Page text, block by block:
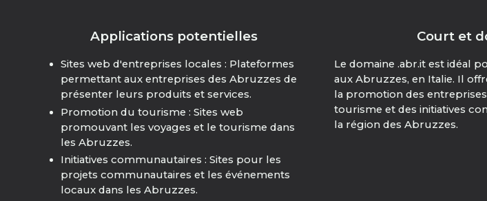
Applications potentielles
Sites web d'entreprises locales : Plateformes
permettant aux entreprises des Abruzzes de
présenter leurs produits et services.
Promotion du tourisme : Sites web
promouvant les voyages et le tourisme dans
les Abruzzes.
Initiatives communautaires : Sites pour les
projets communautaires et les événements
locaux dans les Abruzzes.
Court et
Le domaine .abr.it est idéal
aux Abruzzes, en Italie. Il
la promotion des
tourisme et des initiatives
la région des Abruzzes.